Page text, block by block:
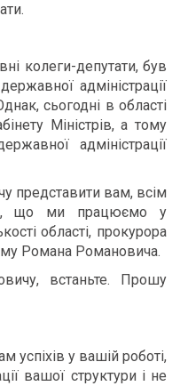
колеги-депутати, був
адміністрації
сьогодні в області
Міністрів, а тому
адміністрації
представити вам, всім
що ми працюємо у
області, прокурора
Романа Романовича.
встаньте. Прошу
у вашій роботі,
вашої структури і не